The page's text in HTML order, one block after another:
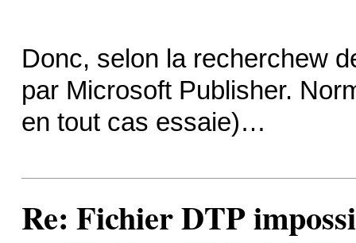
Donc, selon la recherchew
par Microsoft Publisher.
en tout cas essaie)…
Re: Fichier DTP